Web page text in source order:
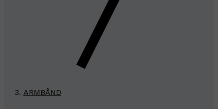
ARMBÅND